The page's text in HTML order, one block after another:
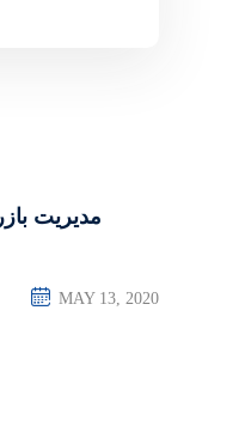
مدیریت
MAY 13, 2020